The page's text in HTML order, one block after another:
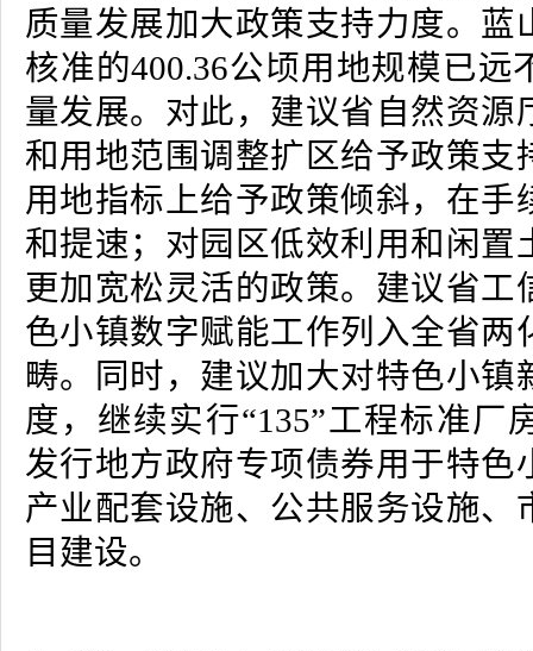
质量发展加大政策支持力度。蓝
核准的400.36公顷用地规模已远
量发展。对此，建议省自然资源
和用地范围调整扩区给予政策支
用地指标上给予政策倾斜，在手
和提速；对园区低效利用和闲置
更加宽松灵活的政策。建议省工
色小镇数字赋能工作列入全省两
畴。同时，建议加大对特色小镇
度，继续实行“135”工程标准厂
发行地方政府专项债券用于特色
产业配套设施、公共服务设施、
目建设。